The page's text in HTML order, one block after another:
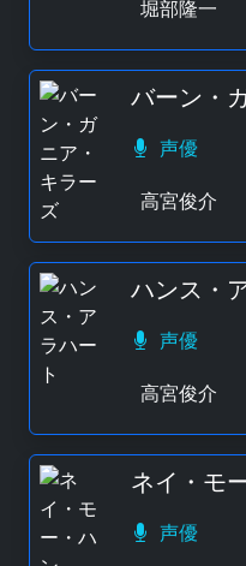
堀部隆一
バーン・
声優
高宮俊介
ハンス・
声優
高宮俊介
ネイ・モ
声優